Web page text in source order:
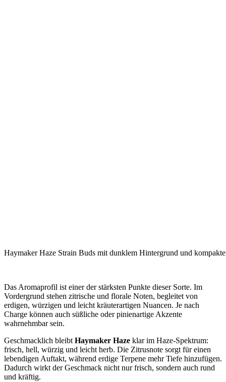
Haymaker Haze Strain Buds mit dunklem Hintergrund und
Das Aromaprofil ist einer der stärksten Punkte dieser Sorte. Im
Vordergrund stehen zitrische und florale Noten, begleitet von
erdigen, würzigen und leicht kräuterartigen Nuancen. Je nach
Charge können auch süßliche oder pinienartige Akzente
wahrnehmbar sein.
Geschmacklich bleibt Haymaker Haze klar im Haze-Spektrum:
frisch, hell, würzig und leicht herb. Die Zitrusnote sorgt für einen
lebendigen Auftakt, während erdige Terpene mehr Tiefe hinzufügen.
Dadurch wirkt der Geschmack nicht nur frisch, sondern auch rund
und kräftig.